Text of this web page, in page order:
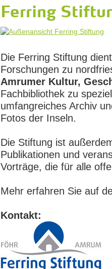
Ferring
Die Ferring Stiftung
Forschungen zu
Amrumer Kultur,
Fachbibliothek zu
umfangreiches Archiv
Fotos der Inseln.
Die Stiftung ist
Publikationen und
Vorträge, die für alle
Mehr erfahren Sie auf
Kontakt: